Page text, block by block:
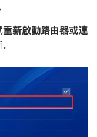
重新啟動路由器或連